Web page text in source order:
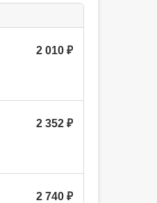
2 010
2 352
2 740